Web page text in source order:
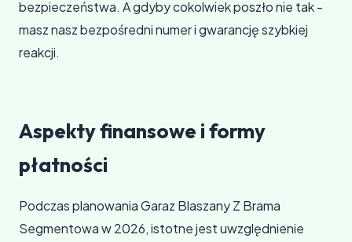
bezpieczeństwa. A gdyby cokolwiek poszło nie tak -
masz nasz bezpośredni numer i gwarancję szybkiej
reakcji.
Aspekty finansowe i formy
płatności
Podczas planowania Garaz Blaszany Z Brama
Segmentowa w 2026, istotne jest uwzględnienie